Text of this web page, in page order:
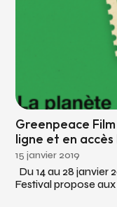
Greenpeace
ligne et en accès
15 janvier 2019
Du 14 au 28 janvier
Festival propose